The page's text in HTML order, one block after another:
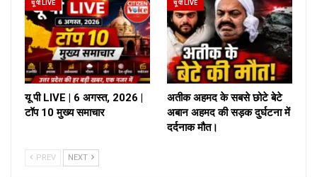
यू पी LIVE
यू पी LIVE | 6 अगस्त, 2026 |
टॉप 10 मुख्य समाचार
यू पी LIVE
अतीक अहमद के सबसे छोटे बेटे
अबान अहमद की सड़क दुर्घटना में
दर्दनाक मौत।
PREV NEXT